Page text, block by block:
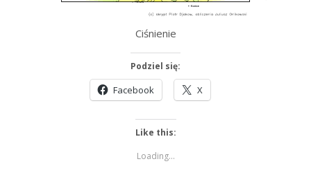
Ciśnienie
Podziel się:
Facebook X
Like this:
Loading...